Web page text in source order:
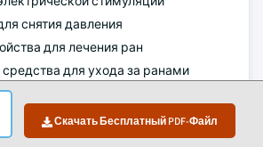
Скачать Бесплатный PDF-Файл
снятия давления
для лечения ран
средства для ухода за ранами